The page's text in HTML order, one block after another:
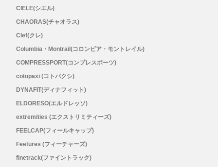
CIELE(シエル)
CHAORAS(チャオラス)
Clef(クレ)
Columbia・Montrail(コロンビア・モントレイル)
COMPRESSPORT(コンプレスポーツ)
cotopaxi (コトパクシ)
DYNAFIT(ディナフィット)
ELDORESO(エルドレッソ)
extremities (エクストリミティーズ)
FEELCAP(フィールキャップ)
Feetures (フィーチャーズ)
finetrack(ファイントラック)